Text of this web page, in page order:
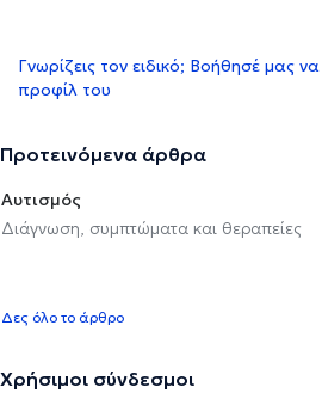
Γνωρίζεις τον ειδικό; Βοήθησέ μας
προφίλ του
Προτεινόμενα άρθρα
Αυτισμός
Διάγνωση, συμπτώματα και θεραπείες
Δες όλο το άρθρο
Χρήσιμοι σύνδεσμοι